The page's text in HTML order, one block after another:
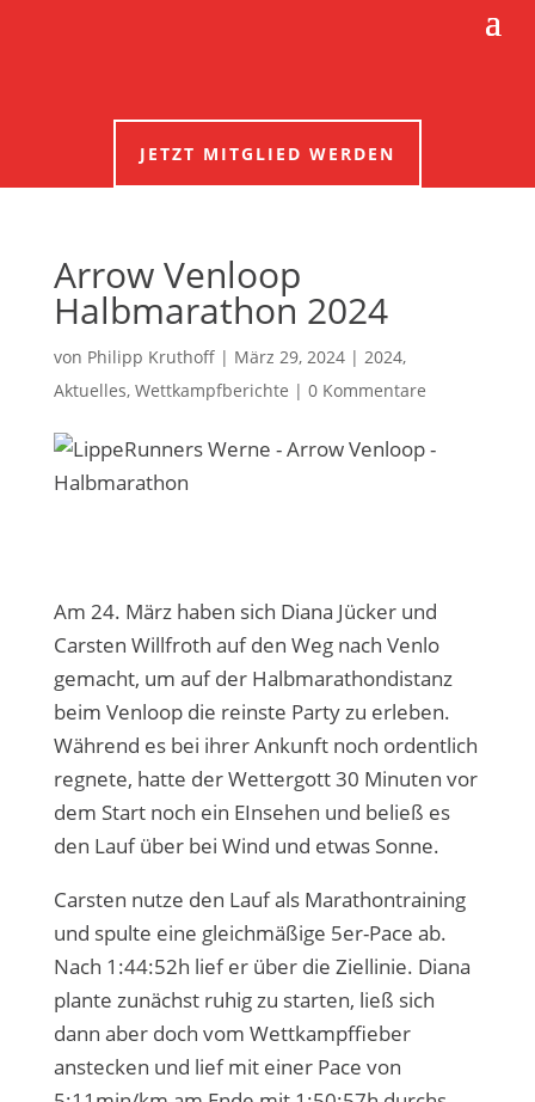
JETZT MITGLIED WERDEN
Arrow Venloop
Halbmarathon 2024
von Philipp Kruthoff| März 29, 2024| 2024,
Aktuelles, Wettkampfberichte | 0 Kommentare
Am 24. März haben sich Diana Jücker und
Carsten Willfroth auf den Weg nach Venlo
gemacht, um auf der Halbmarathondistanz
beim Venloop die reinste Party zu erleben.
Während es bei ihrer Ankunft noch ordentlich
regnete, hatte der Wettergott 30 Minuten vor
dem Start noch ein EInsehen und beließ es
den Lauf über bei Wind und etwas Sonne.
Carsten nutze den Lauf als Marathontraining
und spulte eine gleichmäßige 5er-Pace ab.
Nach 1:44:52h lief er über die Ziellinie. Diana
plante zunächst ruhig zu starten, ließ sich
dann aber doch vom Wettkampffieber
anstecken und lief mit einer Pace von